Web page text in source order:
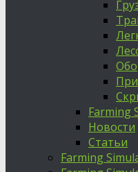
Farming
Новости
Статьи
Farming